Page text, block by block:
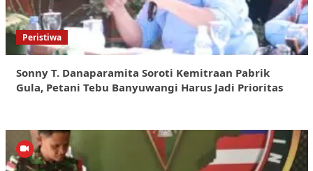
Peristiwa
Sonny T. Danaparamita Soroti Kemitraan Pabrik
Gula, Petani Tebu Banyuwangi Harus Jadi Prioritas